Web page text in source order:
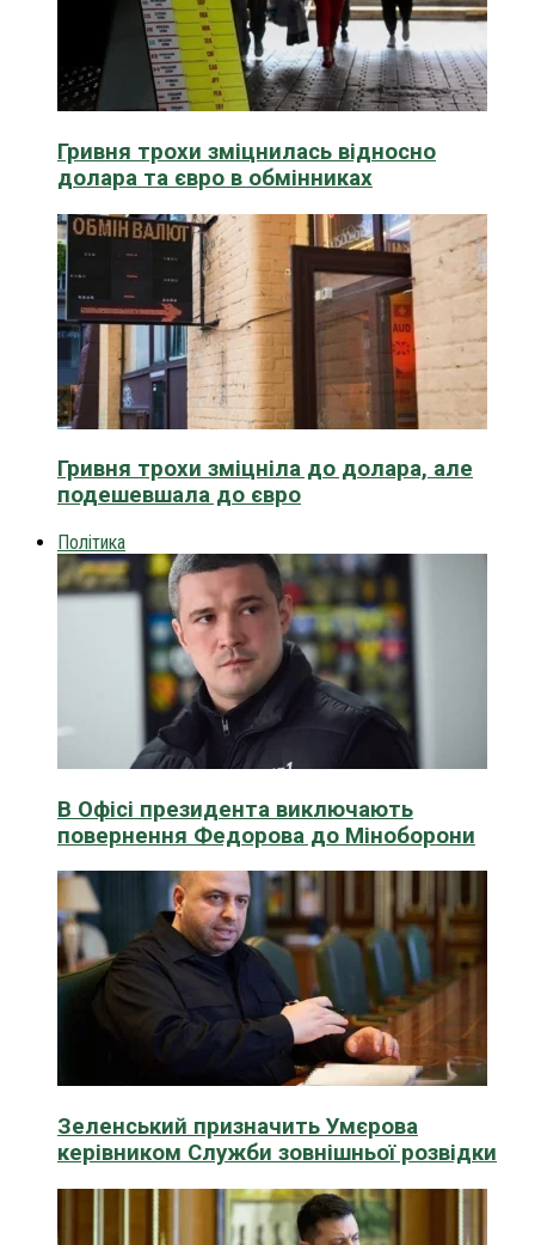
Гривня трохи зміцнилась відносно
долара та євро в обмінниках
Гривня трохи зміцніла до долара, але
подешевшала до євро
Політика
В Офісі президента виключають
повернення Федорова до Міноборони
Зеленський призначить Умєрова
керівником Служби зовнішньої розвідки